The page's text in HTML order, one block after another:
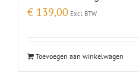
€ 139,00 Excl. BTW
Toevoegen aan winkelwagen